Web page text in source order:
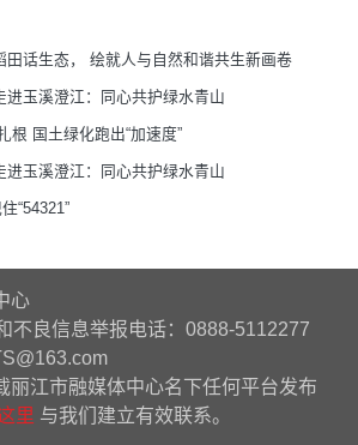
田话生态， 绘就人与自然和谐共生新画卷
进玉溪澄江：同心共护绿水青山
根 国土绿化跑出“加速度”
进玉溪澄江：同心共护绿水青山
“54321”
心
不良信息举报电话：0888-5112277
丽江市融媒体中心名下任何平台发布
里 与我们建立有效联系。